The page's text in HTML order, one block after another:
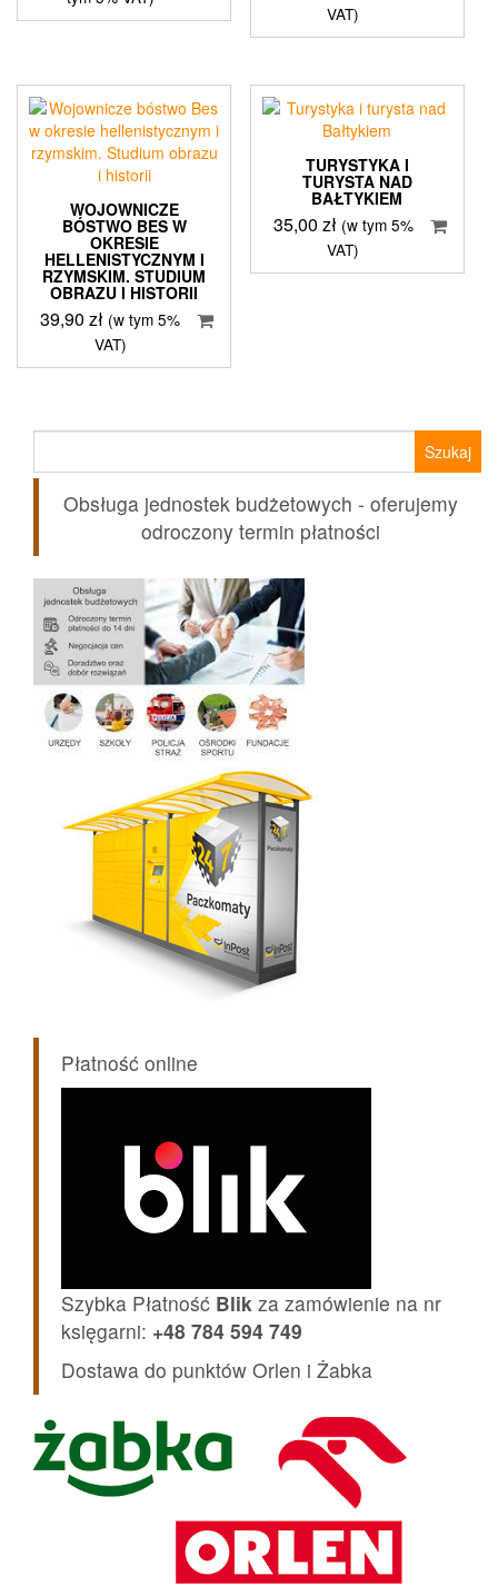
wynosiła:wynosi:
VAT)
WOJOWNICZE
BÓSTWO BES W
OKRESIE
HELLENISTYCZNYM I
RZYMSKIM. STUDIUM
OBRAZU I HISTORII
39,90zł (w tym 5%
VAT)
TURYSTYKA I
TURYSTA NAD
BAŁTYKIEM
35,00 zł (w tym 5%
VAT)
Obsługa jednostek budżetowych - oferujemy
odroczony termin płatności
Płatność online
Szybka Płatność Blik za zamówienie na nr
księgarni: +48 784 594 749
Dostawa do punktów Orlen i Żabka